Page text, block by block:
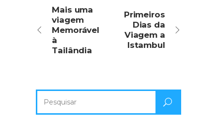
Mais uma
viagem
Memorável
à
Tailândia
Primeiros
Dias da
Viagem a
Istambul
por: